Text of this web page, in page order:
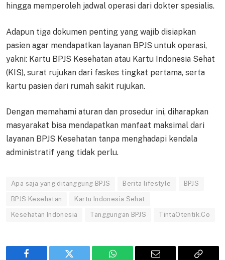
hingga memperoleh jadwal operasi dari dokter spesialis.
Adapun tiga dokumen penting yang wajib disiapkan
pasien agar mendapatkan layanan BPJS untuk operasi,
yakni: Kartu BPJS Kesehatan atau Kartu Indonesia Sehat
(KIS), surat rujukan dari faskes tingkat pertama, serta
kartu pasien dari rumah sakit rujukan.
Dengan memahami aturan dan prosedur ini, diharapkan
masyarakat bisa mendapatkan manfaat maksimal dari
layanan BPJS Kesehatan tanpa menghadapi kendala
administratif yang tidak perlu.
Apa saja yang ditanggung BPJS Berita lifestyle BPJS
BPJS Kesehatan Kartu Indonesia Sehat
Kesehatan Indonesia Tanggungan BPJS TintaOtentik.Co